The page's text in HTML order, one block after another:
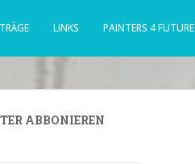
LINKS PAINTERS 4 FUTURE
ABBONIEREN